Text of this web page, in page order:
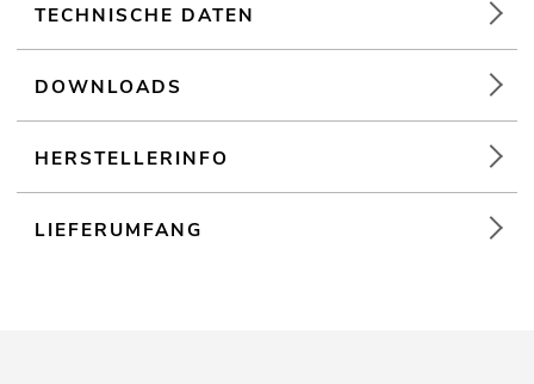
TECHNISCHE DATEN
DOWNLOADS
HERSTELLERINFO
LIEFERUMFANG